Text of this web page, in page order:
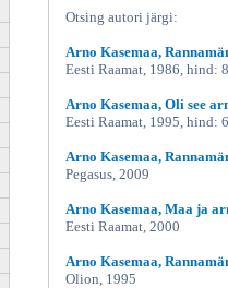
Otsing autori järgi:
Arno Kasemaa,
Eesti Raamat, 1986, hind:
Arno Kasemaa, Oli see
Eesti Raamat, 1995, hind:
Arno Kasemaa,
Pegasus, 2009
Arno Kasemaa, Maa ja
Eesti Raamat, 2000
Arno Kasemaa,
Olion, 1995